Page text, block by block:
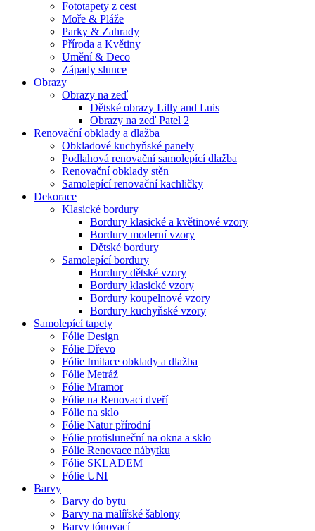
Fototapety z cest
Moře & Pláže
Parky & Zahrady
Příroda a Květiny
Umění & Deco
Západy slunce
Obrazy
Obrazy na zeď
Dětské obrazy Lilly and Luis
Obrazy na zeď Patel 2
Renovační obklady a dlažba
Obkladové kuchyňské panely
Podlahová renovační samolepící dlažba
Renovační obklady stěn
Samolepící renovační kachličky
Dekorace
Klasické bordury
Bordury klasické a květinové vzory
Bordury moderní vzory
Dětské bordury
Samolepící bordury
Bordury dětské vzory
Bordury klasické vzory
Bordury koupelnové vzory
Bordury kuchyňské vzory
Samolepící tapety
Fólie Design
Fólie Dřevo
Fólie Imitace obklady a dlažba
Fólie Metráž
Fólie Mramor
Fólie na Renovaci dveří
Fólie na sklo
Fólie Natur přírodní
Fólie protisluneční na okna a sklo
Fólie Renovace nábytku
Fólie SKLADEM
Fólie UNI
Barvy
Barvy do bytu
Barvy na malířské šablony
Barvy tónovací